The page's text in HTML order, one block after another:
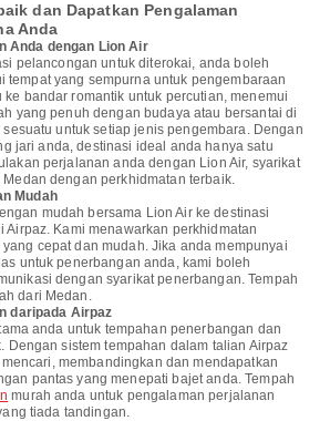
dan Dapatkan Pengalaman
Anda
Anda dengan Lion Air
pelancongan untuk diterokai, anda boleh
tempat yang sempurna untuk pengembaraan
bandar romantik untuk percutian, menemui
yang penuh dengan budaya atau bersantai di
untuk setiap jenis pengembara. Dengan
jari anda, destinasi ideal anda hanya satu
perjalanan anda dengan Lion Air, syarikat
dengan perkhidmatan terbaik.
Mudah
mudah bersama Lion Air ke destinasi
Airpaz. Kami menawarkan perkhidmatan
cepat dan mudah. Jika anda mempunyai
untuk penerbangan anda, kami boleh
dengan syarikat penerbangan. Tempah
dari Medan.
daripada Airpaz
anda untuk tempahan penerbangan dan
Dengan sistem tempahan dalam talian Airpaz
membandingkan dan mendapatkan
pantas yang menepati bajet anda. Tempah
murah anda untuk pengalaman perjalanan
tiada tandingan.